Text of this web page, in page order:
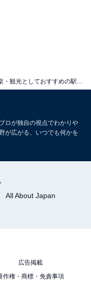
スカイツリーも徒歩
味しいものが沢山あ
現代的な良さ」も
られる」という内
ロが独自の視点でわかりや
が広がる、いつでも何かを
All About Japan
広告掲載
作権・商標・免責事項